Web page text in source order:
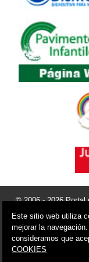
© 2006 - 2026 Portal
Síguenos en:
Este sitio web utiliza
mejorar la
consideramos que
COOKIES